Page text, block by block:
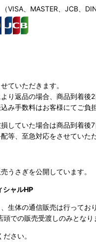
、MASTER、JCB、
ていただきます。
り返品の場合、商品到着後
み手数料はお客様にてご負
していた場合は商品到着後
等、至急対応をさせていた
うさぎを公開しています。
ャルHP
生体の通信販売は行ってお
頭での販売受渡しのみとなり
さい。